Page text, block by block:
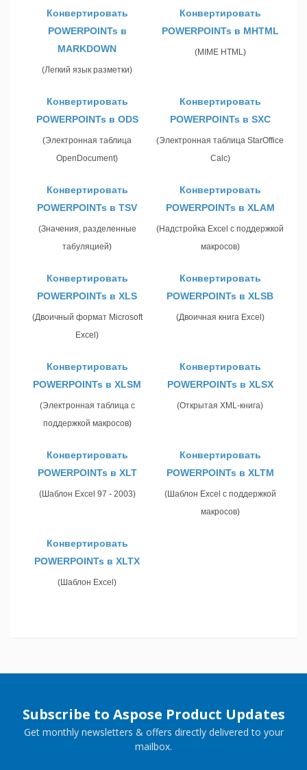
Конвертировать
POWERPOINTs в
MARKDOWN
(Легкий язык разметки)
Конвертировать
POWERPOINTs в MHTML
(MIME HTML)
Конвертировать
POWERPOINTs в ODS
(Электронная таблица
OpenDocument)
Конвертировать
POWERPOINTs в SXC
(Электронная таблица StarOffice
Calc)
Конвертировать
POWERPOINTs в TSV
(Значения, разделенные
табуляцией)
Конвертировать
POWERPOINTs в XLAM
(Надстройка Excel с поддержкой
макросов)
Конвертировать
POWERPOINTs в XLS
(Двоичный формат Microsoft
Excel)
Конвертировать
POWERPOINTs в XLSB
(Двоичная книга Excel)
Конвертировать
POWERPOINTs в XLSM
(Электронная таблица с
поддержкой макросов)
Конвертировать
POWERPOINTs в XLSX
(Открытая XML-книга)
Конвертировать
POWERPOINTs в XLT
(Шаблон Excel 97 - 2003)
Конвертировать
POWERPOINTs в XLTM
(Шаблон Excel с поддержкой
макросов)
Конвертировать
POWERPOINTs в XLTX
(Шаблон Excel)
Subscribe to Aspose Product Updates
Get monthly newsletters & offers directly delivered to your
mailbox.